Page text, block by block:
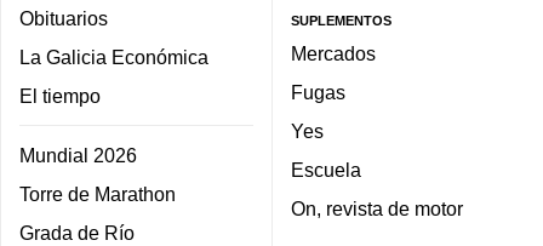
Obituarios
La Galicia Económica
El tiempo
Mundial 2026
Torre de Marathon
Grada de Río
SUPLEMENTOS
Mercados
Fugas
Yes
Escuela
On, revista de motor